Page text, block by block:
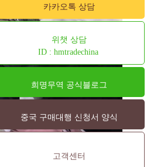
카카오톡 상담
위챗 상담
ID : hmtradechina
희명무역 공식블로그
중국 구매대행 신청서 양식
고객센터